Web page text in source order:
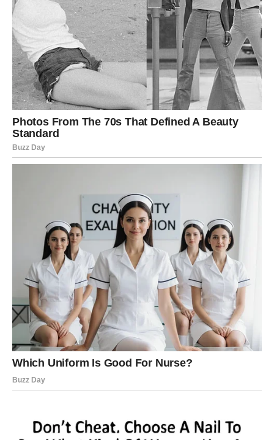
POVRATAK
Lavovima proleće donosi reflektore. Poslovno –
priznanje, uspeh, napredovanje ili prilika koja vas izdvaja
iz mase. Ovo je sezona kada se vaš trud vidi.
U ljubavi, magnetizam je pojačan. Ako ste slobodni,
privlačite osobu koja vas gleda sa divljenjem. Ako ste u
vezi, strast se obnavlja.
DEVICA – RED DONOSI MIR
Device ovog proleća osećaju potrebu da srede život –
finansije, posao, odnose. I upravo kroz tu organizaciju
dolazi stabilnost.
U ljubavi, iskren razgovor može rešiti dugotrajnu dilemu.
Slobodne Device mogu upoznati nekoga kroz
svakodnevne aktivnosti – možda na poslu ili kroz
zajednički projekat.